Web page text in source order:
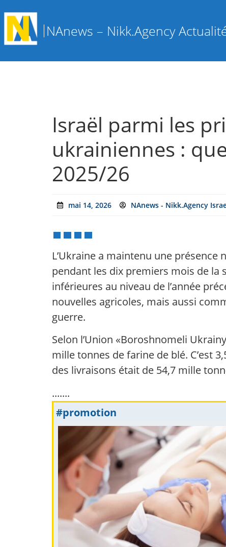
NAnews – Nikk.Agency
Israël parmi les
ukrainiennes :
2025/26
mai 14, 2026 NAnews - Nikk.Agency
L’Ukraine a maintenu une
pendant les dix premiers mois de la
inférieures au niveau de l’année
nouvelles agricoles, mais aussi
guerre.
Selon l’Union «Boroshnomeli
mille tonnes de farine de blé. C’est
des livraisons était de 54,7 mille
.......
#promotion